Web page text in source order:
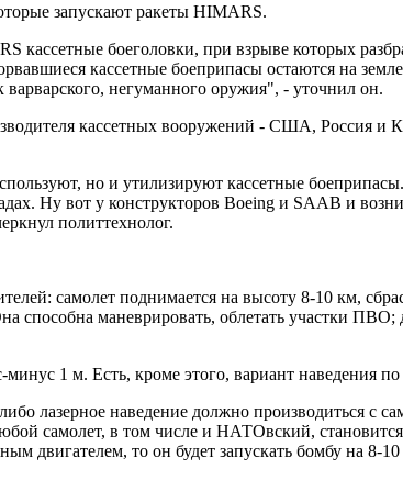
запускают ракеты HIMARS.
кассетные боеголовки, при взрыве которых
кассетные боеприпасы остаются на
варварского, негуманного оружия", - уточнил он.
кассетных вооружений - США, Россия и
но и утилизируют кассетные
Ну вот у конструкторов Boeing и SAAB и
политтехнолог.
самолет поднимается на высоту 8-10 км,
способна маневрировать, облетать участки
1 м. Есть, кроме этого, вариант наведения
лазерное наведение должно производиться с
самолет, в том числе и НАТОвский,
двигателем, то он будет запускать бомбу на 8-